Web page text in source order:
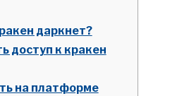
даркнет?
доступ к кракен
на платформе